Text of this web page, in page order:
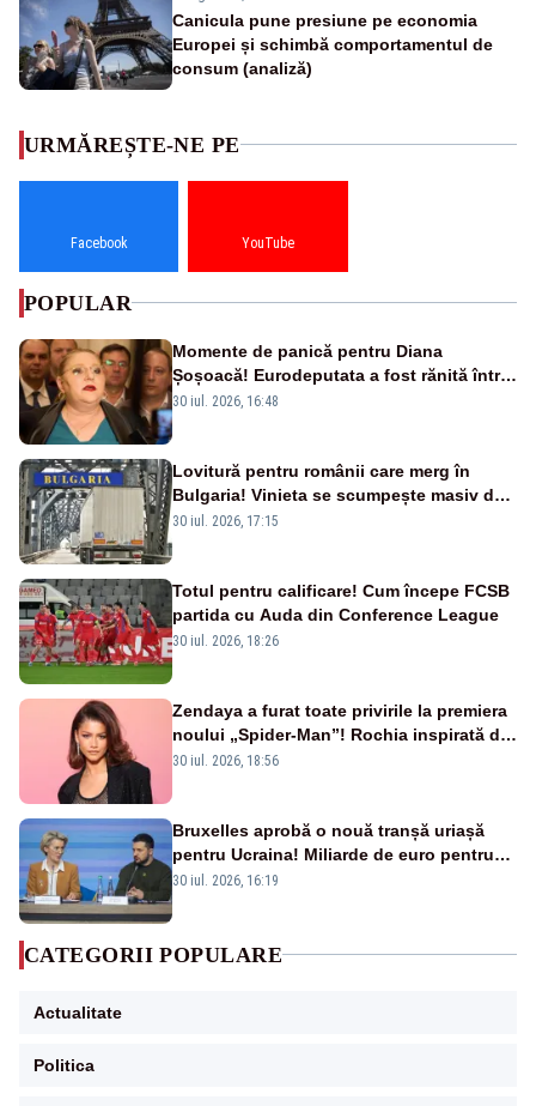
Canicula pune presiune pe economia
Europei și schimbă comportamentul de
consum (analiză)
URMĂREȘTE-NE PE
Facebook YouTube
POPULAR
Momente de panică pentru Diana
Șoșoacă! Eurodeputata a fost rănită într-
un accident rutier
30 iul. 2026, 16:48
Lovitură pentru românii care merg în
Bulgaria! Vinieta se scumpește masiv de
la 1 august
30 iul. 2026, 17:15
Totul pentru calificare! Cum începe FCSB
partida cu Auda din Conference League
30 iul. 2026, 18:26
Zendaya a furat toate privirile la premiera
noului „Spider-Man”! Rochia inspirată de
pânza de păianjen a făcut senzație
30 iul. 2026, 18:56
Bruxelles aprobă o nouă tranșă uriașă
pentru Ucraina! Miliarde de euro pentru
armament și apărare
30 iul. 2026, 16:19
CATEGORII POPULARE
Actualitate
Politica